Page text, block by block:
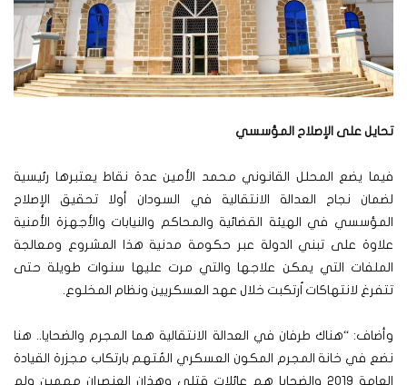
تحايل على الإصلاح المؤسسي
فيما يضع المحلل القانوني محمد الأمين عدة نقاط يعتبرها رئيسية
لضمان نجاح العدالة الانتقالية في السودان أولا تحقيق الإصلاح
المؤسسي في الهيئة القضائية والمحاكم والنيابات والأجهزة الأمنية
علاوة على تبني الدولة عبر حكومة مدنية هذا المشروع ومعالجة
الملفات التي يمكن علاجها والتي مرت عليها سنوات طويلة حتى
تتفرغ لانتهاكات اُرتكبت خلال عهد العسكريين ونظام المخلوع.
وأضاف: “هناك طرفان في العدالة الانتقالية هما المجرم والضحايا.. هنا
نضع في خانة المجرم المكون العسكري المُتهم بارتكاب مجزرة القيادة
العامة 2019 والضحايا هم عائلات قتلى وهذان العنصران مهمين ولم